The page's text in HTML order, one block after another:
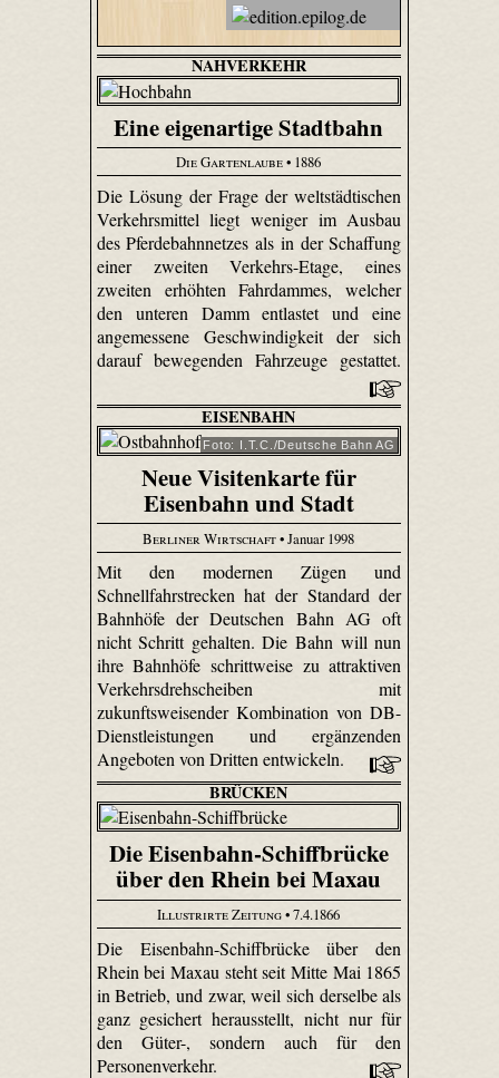
NAHVERKEHR
Eine eigenartige Stadtbahn
Die Gartenlaube• 1886
Die Lösung der Frage der weltstädtischen
Verkehrsmittel liegt weniger im Ausbau
des Pferdebahnnetzes als in der Schaffung
einer zweiten Verkehrs-Etage, eines
zweiten erhöhten Fahrdammes, welcher
den unteren Damm entlastet und eine
angemessene Geschwindigkeit der sich
darauf bewegenden Fahrzeuge gestattet.
EISENBAHN
Foto: I.T.C./Deutsche Bahn AG
Neue Visitenkarte für
Eisenbahn und Stadt
Berliner Wirtschaft• Januar 1998
Mit den modernen Zügen und
Schnellfahrstrecken hat der Standard der
Bahnhöfe der Deutschen Bahn AG oft
nicht Schritt gehalten. Die Bahn will nun
ihre Bahnhöfe schrittweise zu attraktiven
Verkehrsdrehscheiben mit
zukunftsweisender Kombination von DB-
Dienstleistungen und ergänzenden
Angeboten von Dritten entwickeln.
BRÜCKEN
Die Eisenbahn-Schiffbrücke
über den Rhein bei Maxau
Illustrirte Zeitung• 7.4.1866
Die Eisenbahn-Schiffbrücke über den
Rhein bei Maxau steht seit Mitte Mai 1865
in Betrieb, und zwar, weil sich derselbe als
ganz gesichert herausstellt, nicht nur für
den Güter-, sondern auch für den
Personenverkehr.